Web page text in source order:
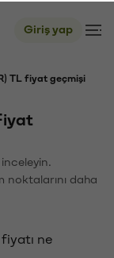
Giriş yap
TL fiyat geçmişi
noktalarını daha
ne